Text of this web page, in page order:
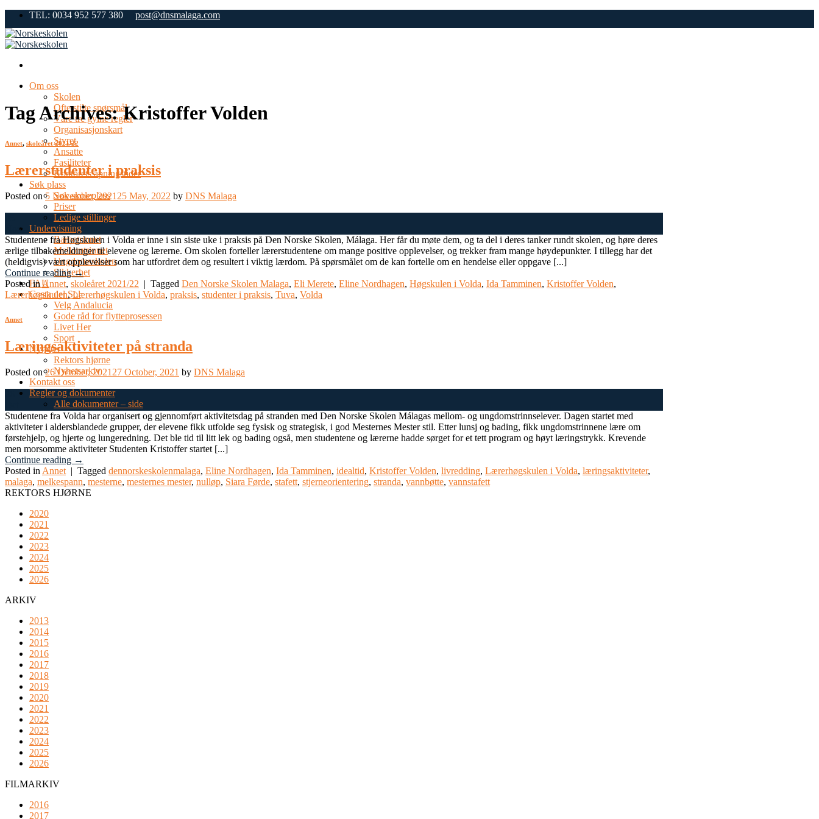
Skip
content
TEL: 0034 952 577 380 post@dnsmalaga.com
Om oss
Skolen
Ofte stilte spørsmål
Våre tre gylne regler
Organisasjonskart
Styret
Ansatte
Fasiliteter
Kontorets åpningstider
Søk plass
Søk skoleplass
Priser
Ledige stillinger
Undervisning
Barnetrinnet
Mellomtrinnet
Ungdomsskolen
Sikkerhet
FAU
Costa del Sol
Velg Andalucia
Gode råd for flytteprosessen
Livet Her
Sport
Nyheter
Rektors hjørne
Nyhetsarkiv
Kontakt oss
Regler og dokumenter
Alle dokumenter – side
Tag Archives:Kristoffer Volden
Annet, skoleåret 2021/22
Lærerstudenter i praksis
Posted on5 November, 2021 25 May, 2022 by DNS Malaga
Nov
Studentene fra Høgskulen i Volda er inne i sin siste uke i praksis på Den Norske Skolen, Málaga. Her får du møte dem, og ta del i deres tanker rundt skolen, og høre deres
ærlige tilbakemeldinger til elevene og lærerne. Om skolen forteller lærerstudentene om mange positive opplevelser, og trekker fram mange høydepunkter. I tillegg har det
(heldigvis) vært opplevelser som har utfordret dem og resultert i viktig lærdom. På spørsmålet om de kan fortelle om en hendelse eller oppgave [...]
Continue reading→
Posted inAnnet, skoleåret 2021/22 | Tagged Den Norske Skolen Malaga, Eli Merete, Eline Nordhagen, Høgskulen i Volda, Ida Tamminen, Kristoffer Volden,
Lærerhøgskulen,Lærerhøgskulen i Volda, praksis, studenter i praksis, Tuva, Volda
Annet
Læringsaktiviteter på stranda
Posted on26 October, 2021 27 October, 2021 by DNS Malaga
Studentene fra Volda har organisert og gjennomført aktivitetsdag på stranden med Den Norske Skolen Málagas mellom- og ungdomstrinnselever. Dagen startet med
aktiviteter i aldersblandede grupper, der elevene fikk utfolde seg fysisk og strategisk, i god Mesternes Mester stil. Etter lunsj og bading, fikk ungdomstrinnene lære om
førstehjelp, og hjerte og lungeredning. Det ble tid til litt lek og bading også, men studentene og lærerne hadde sørget for et tett program og høyt læringstrykk. Krevende
men morsomme aktiviteter Studenten Kristoffer startet [...]
Continue reading →
Posted in Annet | Tagged dennorskeskolenmalaga, Eline Nordhagen, Ida Tamminen, idealtid, Kristoffer Volden, livredding, Lærerhøgskulen i Volda, læringsaktiviteter,
malaga, melkespann, mesterne, mesternes mester, nulløp, Siara Førde, stafett, stjerneorientering, stranda, vannbøtte, vannstafett
REKTORS HJØRNE
2020
2021
2022
2023
2024
2025
2026
ARKIV
2013
2014
2015
2016
2017
2018
2019
2020
2021
2022
2023
2024
2025
2026
FILMARKIV
2016
2017